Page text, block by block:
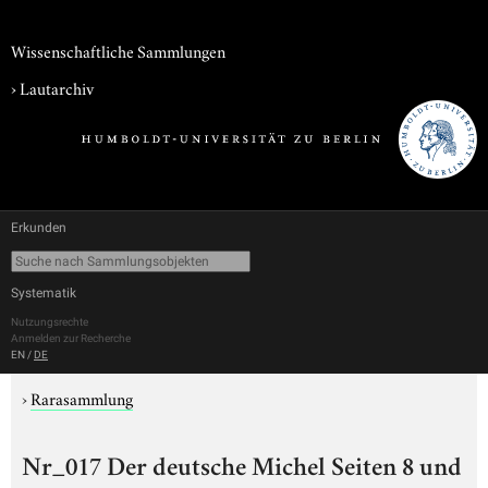
Wissenschaftliche Sammlungen
›Lautarchiv
Erkunden
Systematik
Nutzungsrechte
Anmelden zur Recherche
EN / DE
›Rarasammlung
Nr_017 Der deutsche Michel Seiten 8 und